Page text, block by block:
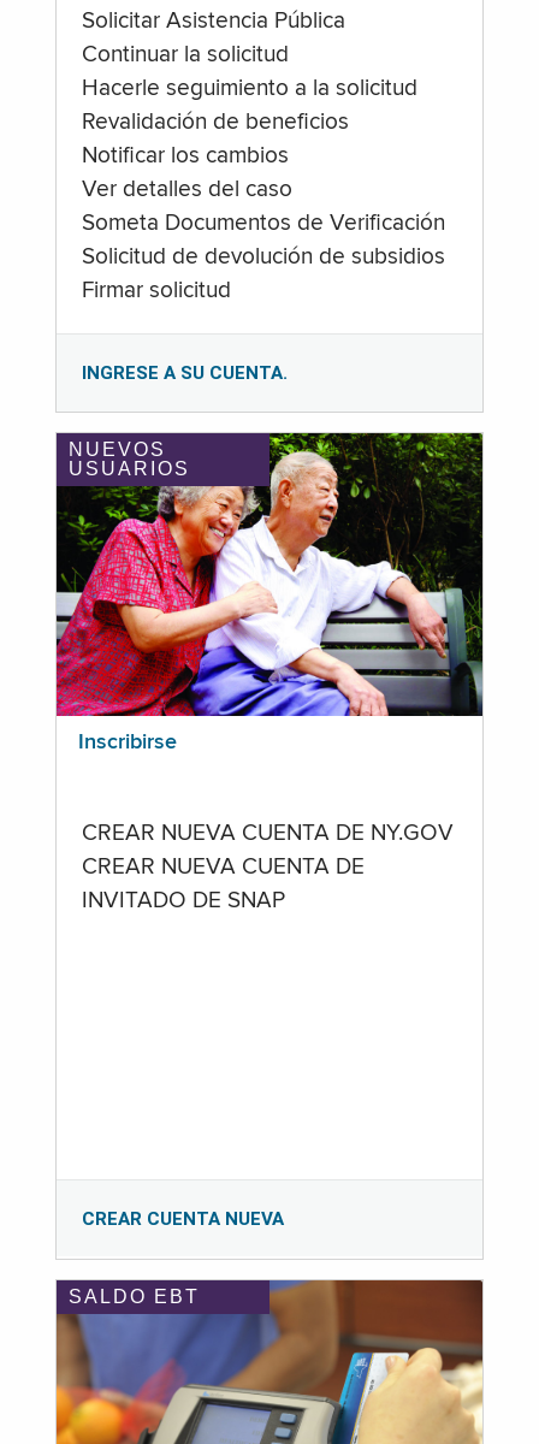
Solicitar Asistencia Pública
Continuar la solicitud
Hacerle seguimiento a la solicitud
Revalidación de beneficios
Notificar los cambios
Ver detalles del caso
Someta Documentos de Verificación
Solicitud de devolución de subsidios
Firmar solicitud
INGRESE A SU CUENTA.
NUEVOS
USUARIOS
Inscribirse
CREAR NUEVA CUENTA DE NY.GOV
CREAR NUEVA CUENTA DE
INVITADO DE SNAP
CREAR CUENTA NUEVA
SALDO EBT